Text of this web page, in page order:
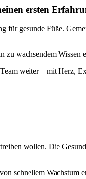
ersten
für gesunde Füße.
zu wachsendem
weiter – mit Herz,
wollen. Die
schnellem